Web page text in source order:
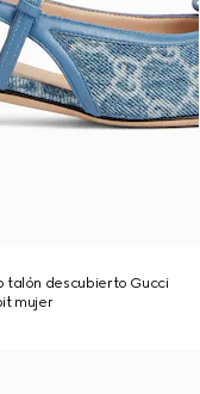
talón descubierto Gucci
mujer